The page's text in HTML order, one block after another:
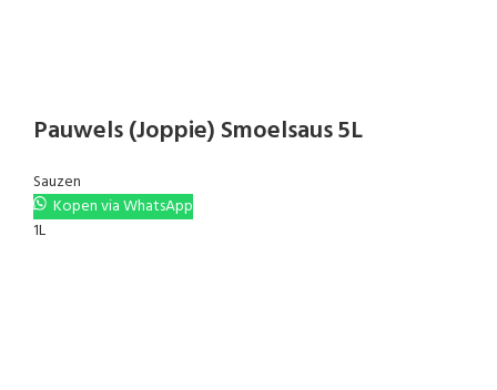
Pauwels (Joppie) Smoelsaus 5L
Sauzen
Kopen via WhatsApp
1L